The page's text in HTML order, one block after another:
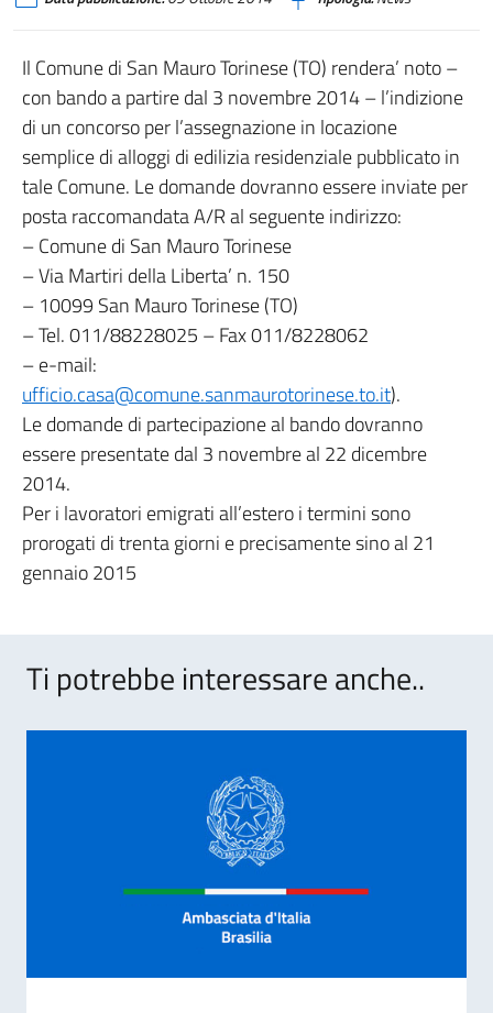
Il Comune di San Mauro Torinese (TO) rendera’ noto –
con bando a partire dal 3 novembre 2014 – l’indizione
di un concorso per l’assegnazione in locazione
semplice di alloggi di edilizia residenziale pubblicato in
tale Comune. Le domande dovranno essere inviate per
posta raccomandata A/R al seguente indirizzo:
– Comune di San Mauro Torinese
– Via Martiri della Liberta’ n. 150
– 10099 San Mauro Torinese (TO)
– Tel. 011/88228025 – Fax 011/8228062
– e-mail:
ufficio.casa@comune.sanmaurotorinese.to.it).
Le domande di partecipazione al bando dovranno
essere presentate dal 3 novembre al 22 dicembre
2014.
Per i lavoratori emigrati all’estero i termini sono
prorogati di trenta giorni e precisamente sino al 21
gennaio 2015
Ti potrebbe interessare anche..